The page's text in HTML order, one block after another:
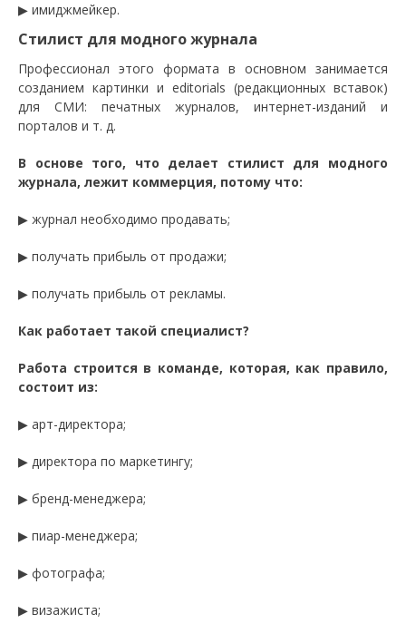
▶ имиджмейкер.
Стилист для модного журнала
Профессионал этого формата в основном занимается
созданием картинки и editorials (редакционных вставок)
для СМИ: печатных журналов, интернет-изданий и
порталов и т. д.
В основе того, что делает стилист для модного
журнала, лежит коммерция, потому что:
▶ журнал необходимо продавать;
▶ получать прибыль от продажи;
▶ получать прибыль от рекламы.
Как работает такой специалист?
Работа строится в команде, которая, как правило,
состоит из:
▶ арт-директора;
▶ директора по маркетингу;
▶ бренд-менеджера;
▶ пиар-менеджера;
▶ фотографа;
▶ визажиста;